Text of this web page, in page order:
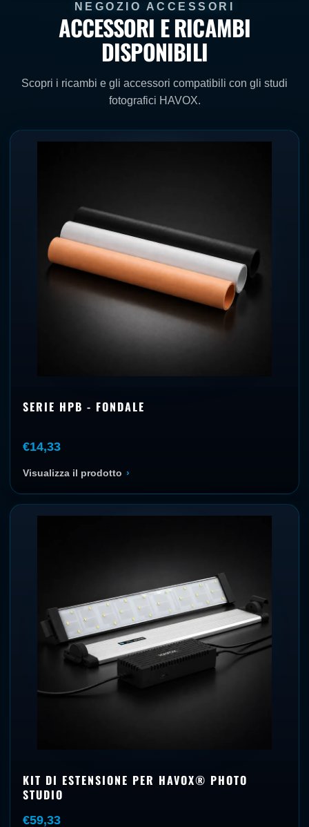
NEGOZIO ACCESSORI
ACCESSORI E RICAMBI
DISPONIBILI
Scopri i ricambi e gli accessori compatibili con gli studi
fotografici HAVOX.
SERIE HPB - FONDALE
€14,33
Visualizza il prodotto ›
KIT DI ESTENSIONE PER HAVOX® PHOTO
STUDIO
€59,33